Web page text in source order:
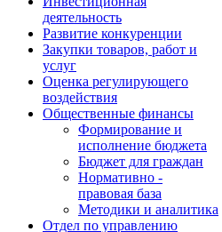
деятельность
Развитие конкуренции
Закупки товаров, работ и
услуг
Оценка регулирующего
воздействия
Общественные финансы
Формирование и
исполнение бюджета
Бюджет для граждан
Нормативно -
правовая база
Методики и аналитика
Отдел по управлению